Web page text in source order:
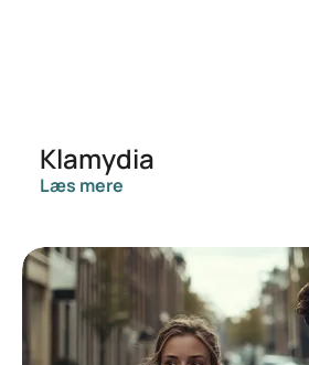
Klamydia
Læs mere